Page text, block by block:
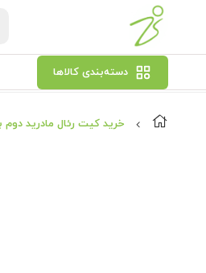
دسته‌بندی کالاها
خرید کیت رئال مادرید دوم